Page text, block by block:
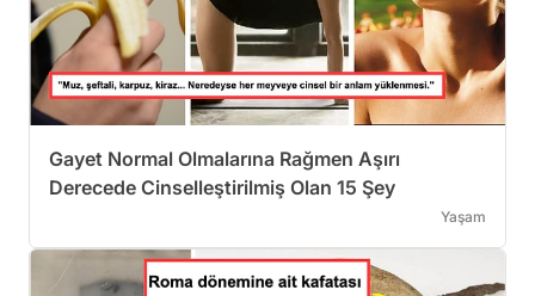
Gayet Normal Olmalarına Rağmen Aşırı
Derecede Cinselleştirilmiş Olan 15 Şey
Yaşam